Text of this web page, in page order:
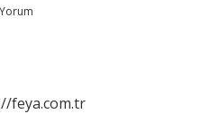
feya.com.tr